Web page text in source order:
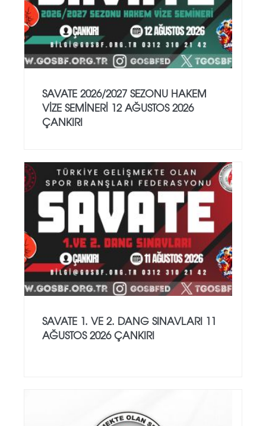
SAVATE 2026/2027 SEZONU HAKEM
VİZE SEMİNERİ 12 AĞUSTOS 2026
ÇANKIRI
SAVATE 1. VE 2. DANG SINAVLARI 11
AĞUSTOS 2026 ÇANKIRI